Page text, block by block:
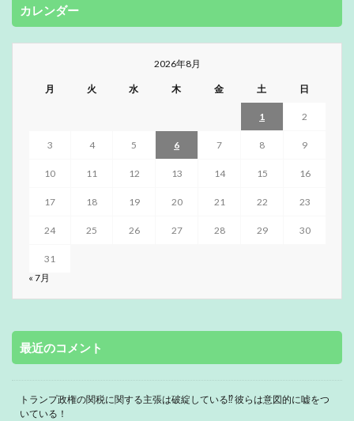
カレンダー
2026年8月
月 火 水 木 金 土 日
1 2
3 4 5 6 7 8 9
10 11 12 13 14 15 16
17 18 19 20 21 22 23
24 25 26 27 28 29 30
31
« 7月
最近のコメント
トランプ政権の関税に関する主張は破綻している⁉ 彼らは意図的に嘘をつ
いている！